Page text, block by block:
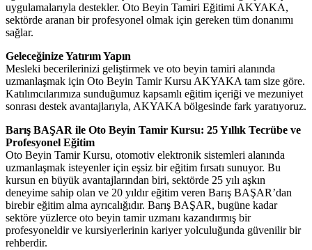
uygulamalarıyla destekler. Oto Beyin Tamiri Eğitimi AKYAKA,
sektörde aranan bir profesyonel olmak için gereken tüm donanımı
sağlar.
Geleceğinize Yatırım Yapın
Mesleki becerilerinizi geliştirmek ve oto beyin tamiri alanında
uzmanlaşmak için Oto Beyin Tamir Kursu AKYAKA tam size göre.
Katılımcılarımıza sunduğumuz kapsamlı eğitim içeriği ve mezuniyet
sonrası destek avantajlarıyla, AKYAKA bölgesinde fark yaratıyoruz.
Barış BAŞAR ile Oto Beyin Tamir Kursu: 25 Yıllık Tecrübe ve
Profesyonel Eğitim
Oto Beyin Tamir Kursu, otomotiv elektronik sistemleri alanında
uzmanlaşmak isteyenler için eşsiz bir eğitim fırsatı sunuyor. Bu
kursun en büyük avantajlarından biri, sektörde 25 yılı aşkın
deneyime sahip olan ve 20 yıldır eğitim veren Barış BAŞAR’dan
birebir eğitim alma ayrıcalığıdır. Barış BAŞAR, bugüne kadar
sektöre yüzlerce oto beyin tamir uzmanı kazandırmış bir
profesyoneldir ve kursiyerlerinin kariyer yolculuğunda güvenilir bir
rehberdir.